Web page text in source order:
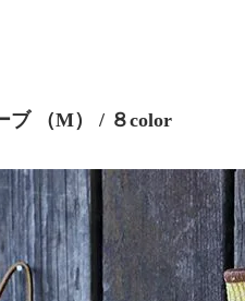
ブ （M） / ８color